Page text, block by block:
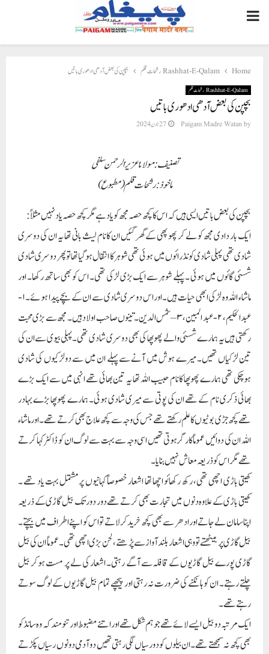
PRIMARY
MENU
Home Rashhat-E-Qalam رشحات قلم بچپن کی بعض آدھی ادھوری باتیں
Rashhat-E-Qalam رشحات قلم
بچپن کی بعض آدھی ادھوری باتیں
by
Paigam Madre Watan 27 جون 2024
تصنیف:مولانا عزیز الرحمن سلفی
ماخوذ: رشحات قلم (مطبوع)
بچپن کی بعض باتیں ایسی ہیں کہ اس کا کچھ حصہ مجھ کو یاد ہے مگر کچھ حصہ یاد نہیں مثلاً:
ایک بار دادی مجھ کو لے کر پھوپھی کے گھر گئیں ان کانام لیث بانی تھا یہ ان کی دوسری
شادی تھی پہلی شادی کونڈرائوں میں ہوئی تھی شوہر کا انتقال ہوگیاتھا تو پھر دوسری شادی
شسئی گائوں میں ہوئی ۔ پہلے شوہر سے ایک بڑی لڑکی تھی۔ اس کو بھی ساتھ رکھا۔ اور
ماشاء اللہ وہ لڑکی ابھی حیات ہیں۔اور اس دوسری شادی سے ان کے بچے پیدا ہوئے۔۱-
عبد الحکیم، ۲- عبد المبین، ۳ – شمس الدین۔ تینوں صاحب اولاد ہیں۔ مجھ سے بڑی محبت
رکھتی ہیں یہ ہمارے شسئی والے پھوپھا کی بھی دوسری شادی تھی۔ پہلی بیوی سے ان کی
تین لڑکیاں تھیں۔ میرے ہوش میں آنے سے پہلے ان میں سے دولڑکیوں کی شادی
ہوچکی تھی ہمارے پھوپھا کانام حبیب اللہ تھا یہ تین بھائی تھے انہی میں سے ایک بڑے
بھائی ذکری نام کے تھے ان کی پوتی سے میری شادی ہوئی۔ ہمارے پھوپھا بڑے بہادر
تھے کچھ جڑی بوٹیوں کا علم رکھتے تھے جس کی وجہ سے کچھ علاج بھی کرتے تھے۔ او رماشاء
اللہ ان کی دوائیں عموماً کارگرہوتی تھیں اسی وجہ سے بہت سے لوگ ان کو ڈاکٹر کہا کرتے
تھے مگر اس کو ذریعہ معاش نہیں بنایا۔
کھیتی باڑی اچھی تھی، رکھ رکھائو اچھا تھا اشعار خصوصاً کہانیوں پرمشتمل بہت یاد تھے ۔
کھیتی باڑی کے علاوہ دنوں میں تجارت بھی کرتے تھے دور دور تک بیل گاڑی کے ذریعہ
اپنا سامان لے جاتے اورادھر سے بھی کچھ خریدکر لاتے تو اس کو اپنے اطراف میں بیچتے۔
بیل گاڑی پر بیٹھتے تو وہی اشعار بلند آواز سے پڑھتے، لحن بڑی اچھی تھی۔ عموماً ان کی بیل
گاڑی پورے بیل گاڑیوں کے قافلہ سے آگے رہتی۔ اشعار کی لے پر مست ہوکر بیل
چلتے رہتے۔ ان کو ہانکنے کی ضرورت نہ رہتی اور پیچھے تمام بیل گاڑیوں کے لوگ سوتے
رہتے تھے۔
ایک مرتبہ دوبیل ایسے لائے تھے جو ہم شکل تھے اور اتنے مضبوط اور تنومند کہ وہ سانڈ کو
بھی کچھ نہ سمجھتے تھے۔ ان بیلوں کو دورسیاں لگی رہتی تھیں دوآدمی دونوں رسیاں پکڑتے